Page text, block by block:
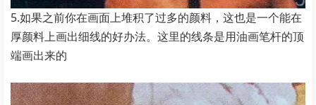
5.如果之前你在画面上堆积了过多的颜料，这也是一个能在
厚颜料上画出细线的好办法。这里的线条是用油画笔杆的顶
端画出来的